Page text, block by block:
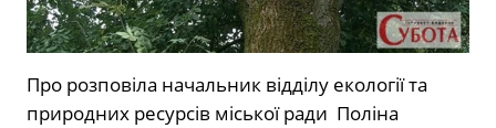
Про розповіла начальник відділу екології та
природних ресурсів міської ради Поліна